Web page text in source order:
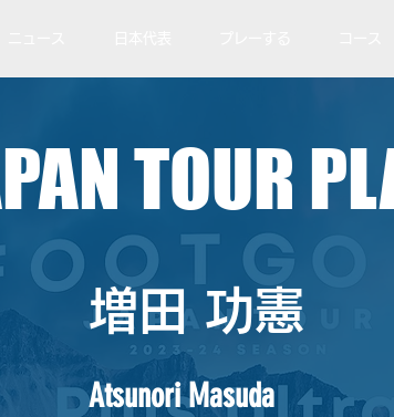
TOUR
増田 功憲
Atsunori Masuda